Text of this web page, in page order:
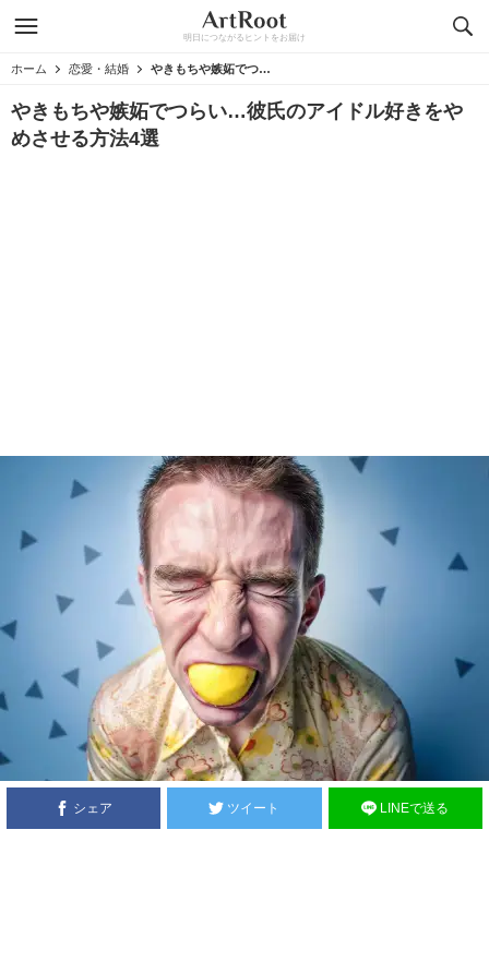
明日につながるヒントをお届け
ホーム 恋愛・結婚 やきもちや嫉妬でつらい…彼氏のアイドル好きをやめさせる方法4選
やきもちや嫉妬でつらい…彼氏のアイドル好きをや
めさせる方法4選
シェア ツイート LINEで送る